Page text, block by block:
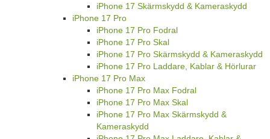
iPhone 17 Skärmskydd & Kameraskydd
iPhone 17 Pro
iPhone 17 Pro Fodral
iPhone 17 Pro Skal
iPhone 17 Pro Skärmskydd & Kameraskydd
iPhone 17 Pro Laddare, Kablar & Hörlurar
iPhone 17 Pro Max
iPhone 17 Pro Max Fodral
iPhone 17 Pro Max Skal
iPhone 17 Pro Max Skärmskydd &
Kameraskydd